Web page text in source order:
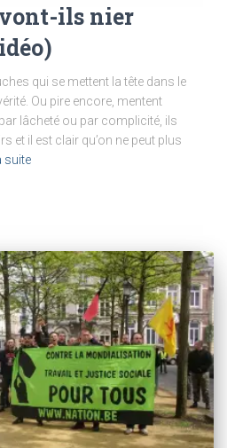
ils nier
qui se mettent la tête dans le
Ou pire encore, mentent
lâcheté ou par complicité, ils
et il est clair qu’on ne peut plus
suite